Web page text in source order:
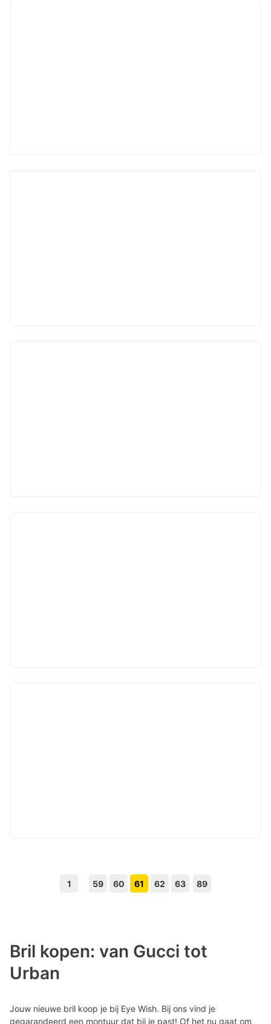
1 59 60 61 62 63 89
Bril kopen: van Gucci tot
Urban
Jouw nieuwe bril koop je bij Eye Wish. Bij ons vind je
gegarandeerd een montuur dat bij je past! Of het nu gaat om